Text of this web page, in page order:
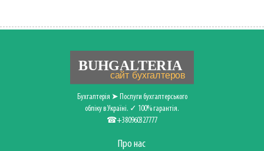
Бухгалтерія ➤ Послуги бухгалтерського
обліку в Україні. ✓ 100% гарантія.
☎+380960327777
Про нас